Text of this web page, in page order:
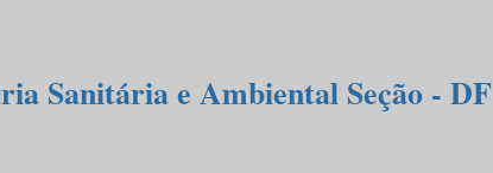
Sanitária e Ambiental Seção - DF